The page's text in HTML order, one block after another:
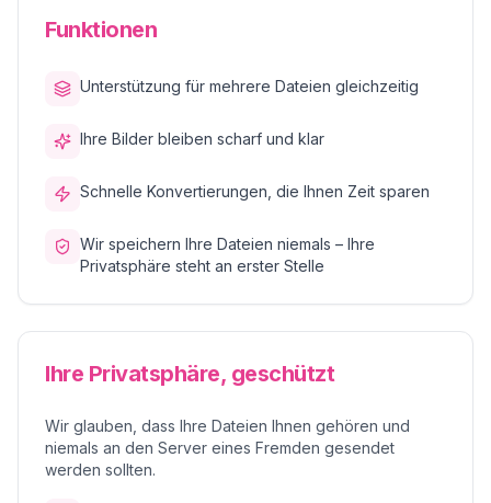
Funktionen
Unterstützung für mehrere Dateien gleichzeitig
Ihre Bilder bleiben scharf und klar
Schnelle Konvertierungen, die Ihnen Zeit sparen
Wir speichern Ihre Dateien niemals – Ihre
Privatsphäre steht an erster Stelle
Ihre Privatsphäre, geschützt
Wir glauben, dass Ihre Dateien Ihnen gehören und
niemals an den Server eines Fremden gesendet
werden sollten.